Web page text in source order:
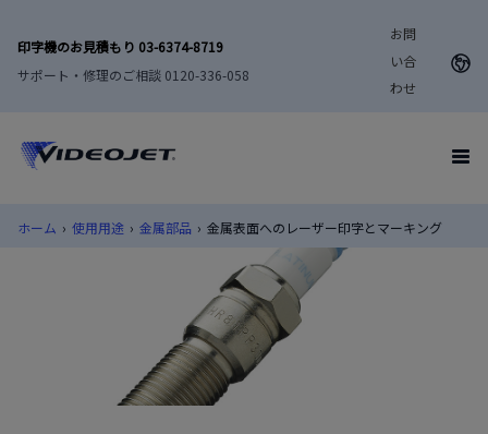
印字機のお見積もり 03-6374-8719
サポート・修理のご相談 0120-336-058
お問
い合
わせ
ホーム › 使用用途 › 金属部品 › 金属表面へのレーザー印字とマーキング